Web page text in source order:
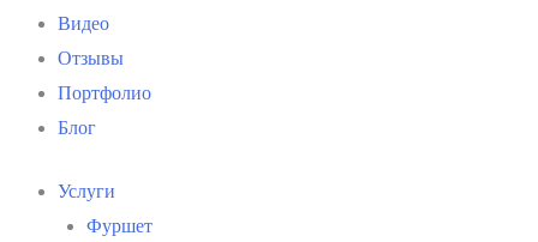
Видео
Отзывы
Портфолио
Блог
Услуги
Фуршет